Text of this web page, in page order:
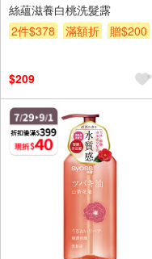
絲蘊滋養白桃洗髮露
2件$378
滿額折 贈$200
$209